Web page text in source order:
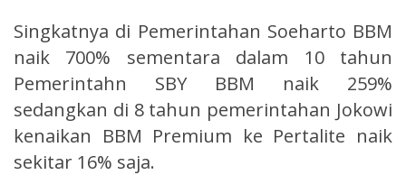
Singkatnya di Pemerintahan Soeharto BBM
naik 700% sementara dalam 10 tahun
Pemerintahn SBY BBM naik 259%
sedangkan di 8 tahun pemerintahan Jokowi
kenaikan BBM Premium ke Pertalite naik
sekitar 16% saja.